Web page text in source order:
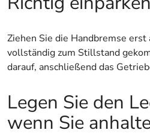
Ziehen Sie die Handbremse erst
vollständig zum Stillstand
darauf, anschließend das
Legen Sie den
wenn Sie